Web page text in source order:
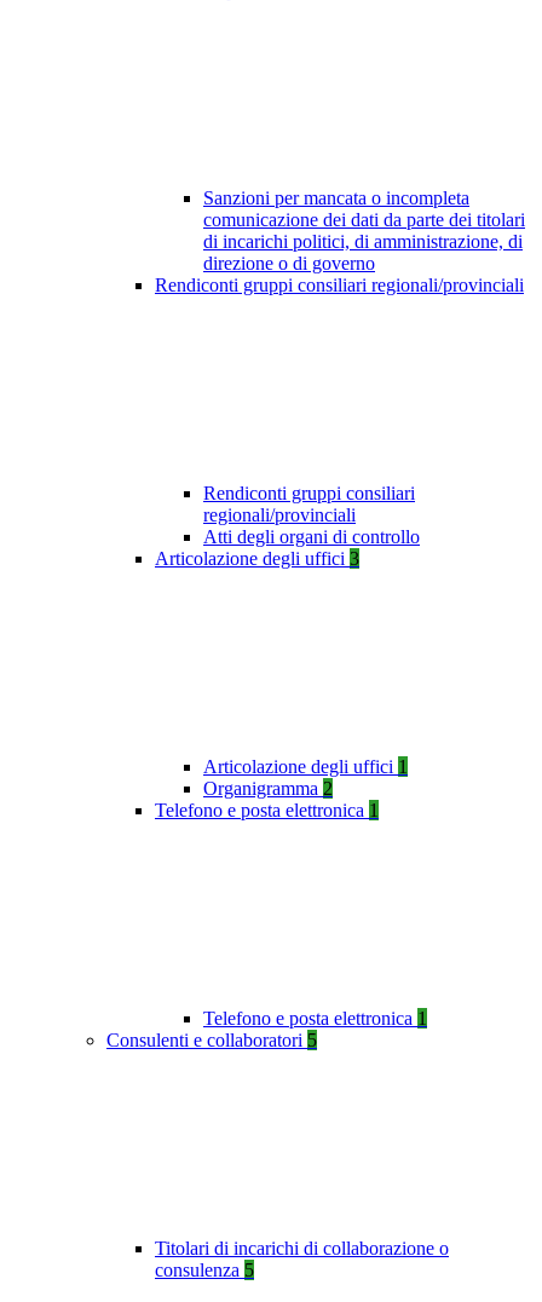
Sanzioni per mancata o incompleta
comunicazione dei dati da parte dei titolari
di incarichi politici, di amministrazione, di
direzione o di governo
Rendiconti gruppi consiliari regionali/provinciali
Rendiconti gruppi consiliari
regionali/provinciali
Atti degli organi di controllo
Articolazione degli uffici 3
Articolazione degli uffici 1
Organigramma 2
Telefono e posta elettronica 1
Telefono e posta elettronica 1
Consulenti e collaboratori 5
Titolari di incarichi di collaborazione o
consulenza 5